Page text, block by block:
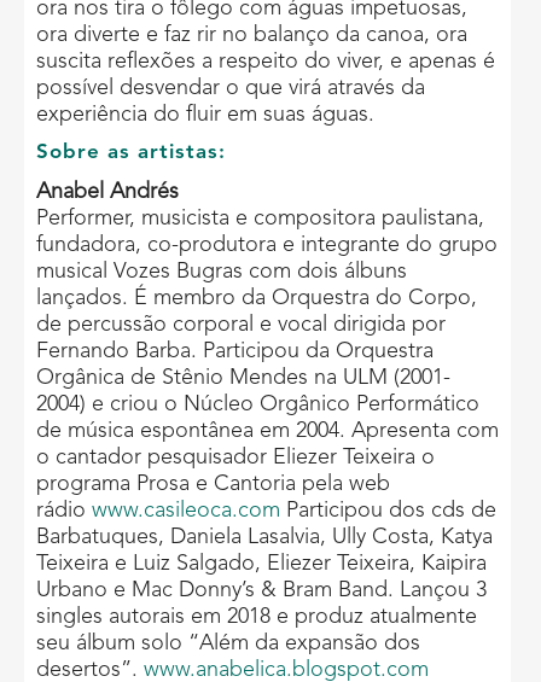
ora nos tira o fôlego com águas impetuosas,
ora diverte e faz rir no balanço da canoa, ora
suscita reflexões a respeito do viver, e apenas é
possível desvendar o que virá através da
experiência do fluir em suas águas.
Sobre as artistas:
Anabel Andrés
Performer, musicista e compositora paulistana,
fundadora, co-produtora e integrante do grupo
musical Vozes Bugras com dois álbuns
lançados. É membro da Orquestra do Corpo,
de percussão corporal e vocal dirigida por
Fernando Barba. Participou da Orquestra
Orgânica de Stênio Mendes na ULM (2001-
2004) e criou o Núcleo Orgânico Performático
de música espontânea em 2004. Apresenta com
o cantador pesquisador Eliezer Teixeira o
programa Prosa e Cantoria pela web
rádio www.casileoca.com Participou dos cds de
Barbatuques, Daniela Lasalvia, Ully Costa, Katya
Teixeira e Luiz Salgado, Eliezer Teixeira, Kaipira
Urbano e Mac Donny’s & Bram Band. Lançou 3
singles autorais em 2018 e produz atualmente
seu álbum solo “Além da expansão dos
desertos”. www.anabelica.blogspot.com